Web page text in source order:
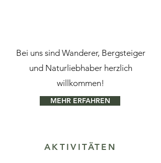
Bei uns sind Wanderer, Bergsteiger
und Naturliebhaber herzlich
willkommen!
MEHR ERFAHREN
AKTIVITÄTEN